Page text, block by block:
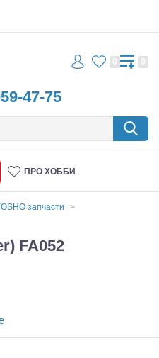
47-75
0 0
ПРО ХОББИ
запчасти
FA052